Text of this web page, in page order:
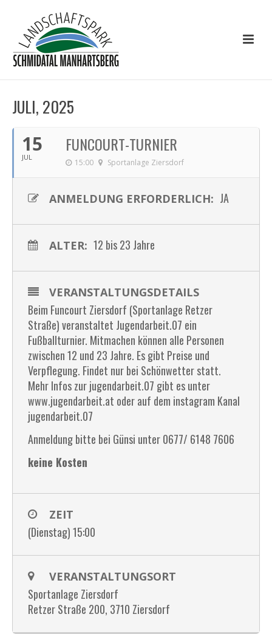
JULI, 2025
15
JUL
FUNCOURT-TURNIER
15:00 Sportanlage Ziersdorf
ANMELDUNG ERFORDERLICH: JA
ALTER: 12 bis 23 Jahre
VERANSTALTUNGSDETAILS
Beim Funcourt Ziersdorf (Sportanlage Retzer
Straße) veranstaltet Jugendarbeit.07 ein
Fußballturnier. Mitmachen können alle Personen
zwischen 12 und 23 Jahre. Es gibt Preise und
Verpflegung. Findet nur bei Schönwetter statt.
Mehr Infos zur jugendarbeit.07 gibt es unter
www.jugendarbeit.at oder auf dem instagram Kanal
jugendarbeit.07
Anmeldung bitte bei Günsi unter 0677/ 6148 7606
keine Kosten
ZEIT
(Dienstag) 15:00
VERANSTALTUNGSORT
Sportanlage Ziersdorf
Retzer Straße 200, 3710 Ziersdorf